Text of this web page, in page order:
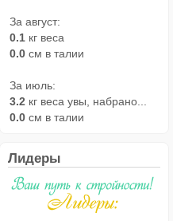
За август:
0.1 кг веса
0.0 см в талии
За июль:
3.2 кг веса увы, набрано...
0.0 см в талии
Лидеры